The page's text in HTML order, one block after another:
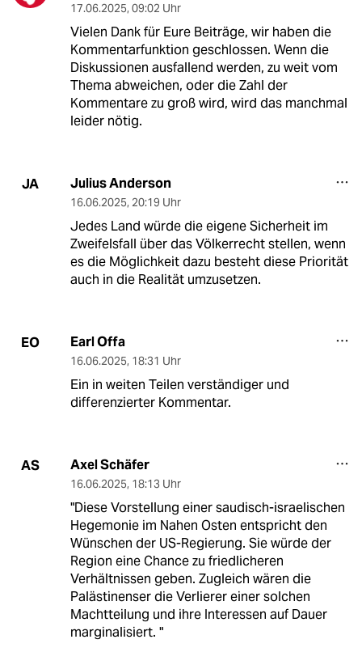
17.06.2025, 09:02 Uhr
Vielen Dank für Eure Beiträge, wir haben die
Kommentarfunktion geschlossen. Wenn die
Diskussionen ausfallend werden, zu weit vom
Thema abweichen, oder die Zahl der
Kommentare zu groß wird, wird das manchmal
leider nötig.
JA Julius Anderson
16.06.2025, 20:19 Uhr
Jedes Land würde die eigene Sicherheit im
Zweifelsfall über das Völkerrecht stellen, wenn
es die Möglichkeit dazu besteht diese Priorität
auch in die Realität umzusetzen.
EO Earl Offa
16.06.2025, 18:31 Uhr
Ein in weiten Teilen verständiger und
differenzierter Kommentar.
AS Axel Schäfer
16.06.2025, 18:13 Uhr
"Diese Vorstellung einer saudisch-israelischen
Hegemonie im Nahen Osten entspricht den
Wünschen der US-Regierung. Sie würde der
Region eine Chance zu friedlicheren
Verhältnissen geben. Zugleich wären die
Palästinenser die Verlierer einer solchen
Machtteilung und ihre Interessen auf Dauer
marginalisiert. "